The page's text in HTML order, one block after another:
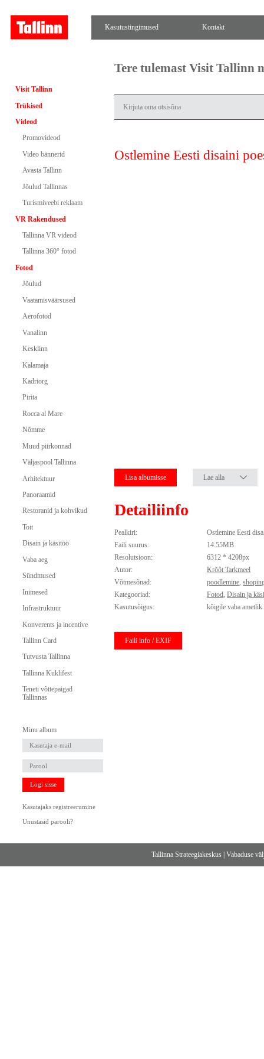
Kasutustingimused Kontakt
Visit Tallinn
Trükised
Videod
Promovideod
Video bännerid
Avasta Tallinn
Jõulud Tallinnas
Turismiveebi reklaam
VR Rakendused
Tallinna VR videod
Tallinna 360° fotod
Fotod
Jõulud
Vaatamisväärsused
Aerofotod
Vanalinn
Kesklinn
Kalamaja
Kadriorg
Pirita
Rocca al Mare
Nõmme
Muud piirkonnad
Väljaspool Tallinna
Arhitektuur
Panoraamid
Restoranid ja kohvikud
Toit
Disain ja käsitöö
Vaba aeg
Sündmused
Inimesed
Infrastruktuur
Konverents ja incentive
Tallinn Card
Tutvusta Tallinna
Tallinna Kuklifest
Teneti võttepaigad
Tallinnas
Minu album
Logi sisse
Kasutajaks registreerumine
Unustasid parooli?
Tere tulemast Visit Tallinn
Ostlemine Eesti disaini
Lisa albumisse Lae alla
Detailiinfo
Pealkiri:
Ostlemine Eesti
Faili suurus:
14.55MB
Resolutsioon:
6312 * 4208px
Autor:
Krõõt Tarkmeel
Võtmesõnad:
poodlemine,
Kategooriad:
Fotod,Disain ja
Kasutusõigus:
kõigile vaba
Faili info / EXIF
Tallinna Strateegiakeskus |Vabaduse